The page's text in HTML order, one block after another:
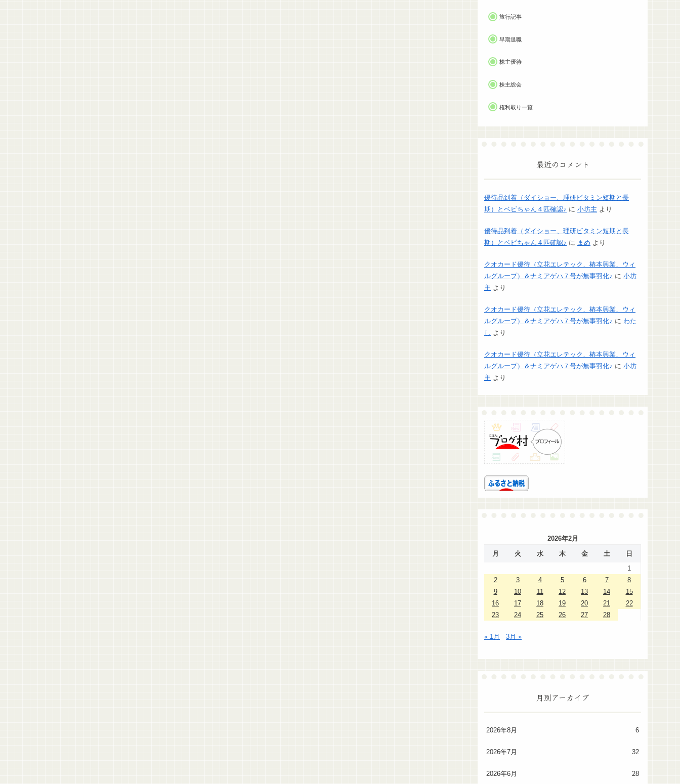
旅行記事
早期退職
株主優待
株主総会
権利取り一覧
最近のコメント
優待品到着（ダイショー、理研ビタミン短期と長
期）とベビちゃん４匹確認♪ に 小坊主 より
優待品到着（ダイショー、理研ビタミン短期と長
期）とベビちゃん４匹確認♪ に まめ より
クオカード優待（立花エレテック、椿本興業、ウィ
ルグループ）＆ナミアゲハ７号が無事羽化♪ に 小坊
主 より
クオカード優待（立花エレテック、椿本興業、ウィ
ルグループ）＆ナミアゲハ７号が無事羽化♪ に わた
し より
クオカード優待（立花エレテック、椿本興業、ウィ
ルグループ）＆ナミアゲハ７号が無事羽化♪ に 小坊
主 より
2026年2月
月
火 水 木 金 土
日
1
2
3 4 5 6 7
8
9
10 11 12 13 14
15
16
17 18 19 20 21
22
23
24 25 26 27 28
« 1月 3月 »
月別アーカイブ
2026年8月 6
2026年7月 32
2026年6月 28